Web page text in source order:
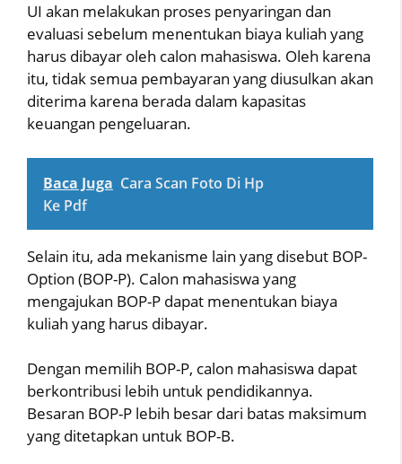
UI akan melakukan proses penyaringan dan
evaluasi sebelum menentukan biaya kuliah yang
harus dibayar oleh calon mahasiswa. Oleh karena
itu, tidak semua pembayaran yang diusulkan akan
diterima karena berada dalam kapasitas
keuangan pengeluaran.
Baca Juga Cara Scan Foto Di Hp
Ke Pdf
Selain itu, ada mekanisme lain yang disebut BOP-
Option (BOP-P). Calon mahasiswa yang
mengajukan BOP-P dapat menentukan biaya
kuliah yang harus dibayar.
Dengan memilih BOP-P, calon mahasiswa dapat
berkontribusi lebih untuk pendidikannya.
Besaran BOP-P lebih besar dari batas maksimum
yang ditetapkan untuk BOP-B.